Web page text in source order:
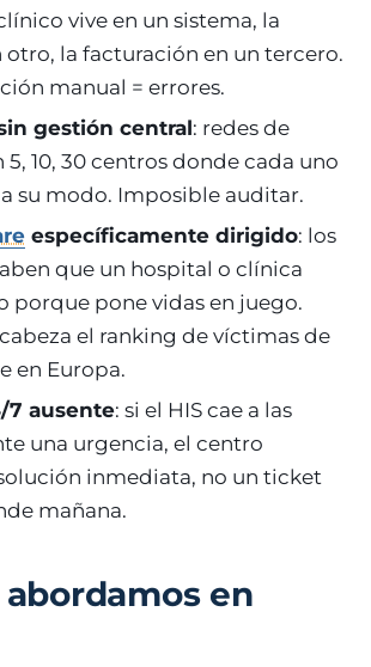
vive en un sistema, la
otro, la facturación en un tercero.
manual = errores.
gestión central: redes de
10, 30 centros donde cada uno
su modo. Imposible auditar.
específicamente dirigido: los
que un hospital o clínica
porque pone vidas en juego.
el ranking de víctimas de
en Europa.
7 ausente: si el HIS cae a las
una urgencia, el centro
inmediata, no un ticket
mañana.
abordamos en